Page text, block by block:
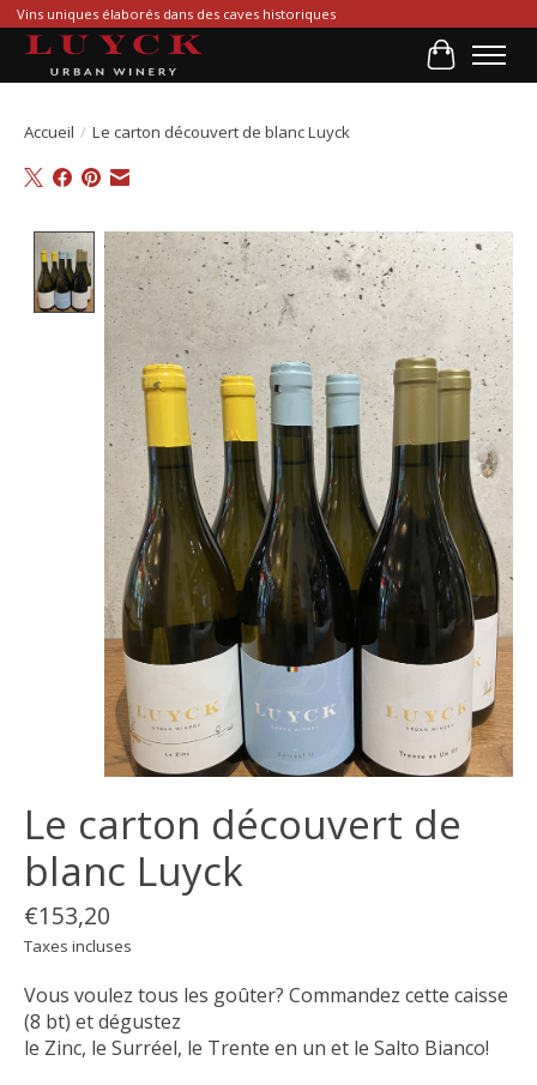
Vins uniques élaborés dans des caves historiques
Panier
Accueil / Le carton découvert de blanc Luyck
Product image slideshow Items
Le carton découvert de
blanc Luyck
€153,20
Taxes incluses
Vous voulez tous les goûter? Commandez cette caisse
(8 bt) et dégustez
le Zinc, le Surréel, le Trente en un et le Salto Bianco!